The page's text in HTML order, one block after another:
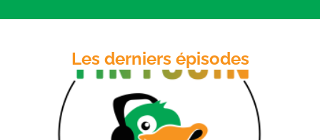
Les derniers épisodes